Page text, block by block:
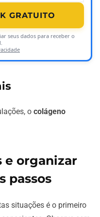
GRATUITO
seus dados para receber o
o colágeno
e organizar
passos
situações é o primeiro